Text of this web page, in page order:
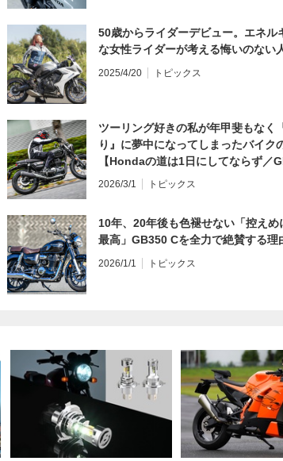
50歳からライダーデビュー。エネル
な女性ライダーが考える悔いのない
2025/4/20 トピックス
ツーリング好きの私が年甲斐もなく
り』に夢中になってしまったバイク
【Hondaの道は1日にしてならず／
インプレ・レビュー 前編】
2026/3/1 トピックス
10年、20年後も色褪せない「控えめ
最高」GB350 Cを全力で絶賛する理
2026/1/1 トピックス